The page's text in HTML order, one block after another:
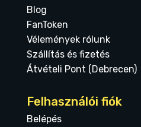
Blog
FanToken
Vélemények rólunk
Szállítás és fizetés
Átvételi Pont (Debrecen)
Felhasználói fiók
Belépés